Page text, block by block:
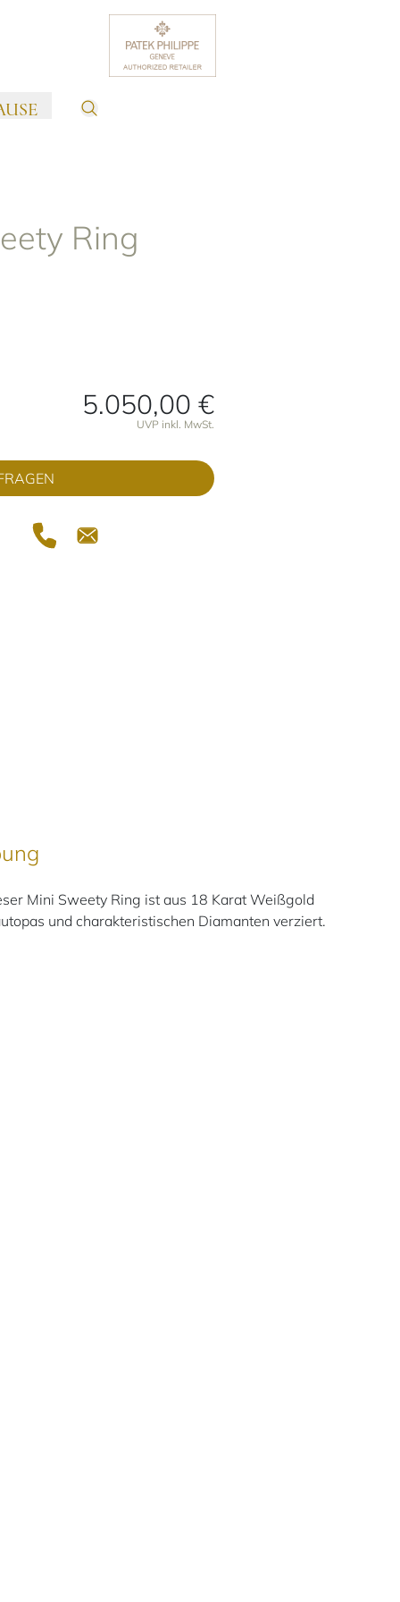
Ring
5.050,00 €
UVP inkl. MwSt.
Mini Sweety Ring ist aus 18 Karat Weißgold
und charakteristischen Diamanten verziert.